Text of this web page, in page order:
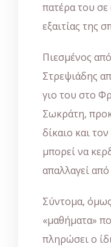
πατέρα του
εξαιτίας της
Πιεσμένος
Στρεψιάδης
γιο του στο
Σωκράτη,
δίκαιο και
μπορεί να
απαλλαγεί
Σύντομα,
«μαθήματα»
πληρώσει ο